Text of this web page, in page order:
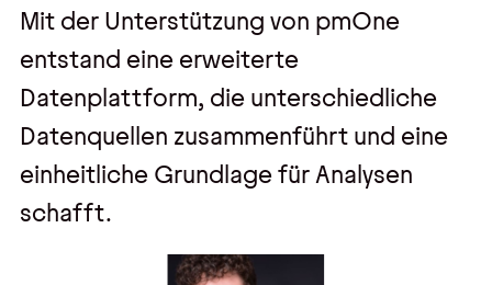
Mit der Unterstützung von pmOne
entstand eine erweiterte
Datenplattform, die unterschiedliche
Datenquellen zusammenführt und eine
einheitliche Grundlage für Analysen
schafft.
AGBs
Hinweisgebersystem